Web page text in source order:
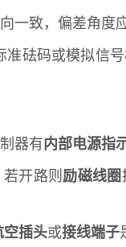
一致，偏差角度
准砝码或模拟信
器有 内部电源指
开路则 励磁线圈
空插头或接线端子